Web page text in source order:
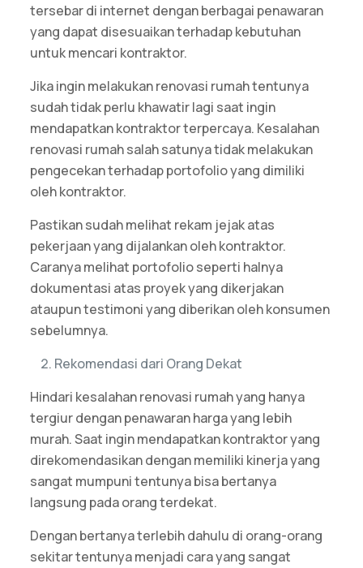
tersebar di internet dengan berbagai penawaran
yang dapat disesuaikan terhadap kebutuhan
untuk mencari kontraktor.
Jika ingin melakukan renovasi rumah tentunya
sudah tidak perlu khawatir lagi saat ingin
mendapatkan kontraktor terpercaya. Kesalahan
renovasi rumah salah satunya tidak melakukan
pengecekan terhadap portofolio yang dimiliki
oleh kontraktor.
Pastikan sudah melihat rekam jejak atas
pekerjaan yang dijalankan oleh kontraktor.
Caranya melihat portofolio seperti halnya
dokumentasi atas proyek yang dikerjakan
ataupun testimoni yang diberikan oleh konsumen
sebelumnya.
Rekomendasi dari Orang Dekat
Hindari kesalahan renovasi rumah yang hanya
tergiur dengan penawaran harga yang lebih
murah. Saat ingin mendapatkan kontraktor yang
direkomendasikan dengan memiliki kinerja yang
sangat mumpuni tentunya bisa bertanya
langsung pada orang terdekat.
Dengan bertanya terlebih dahulu di orang-orang
sekitar tentunya menjadi cara yang sangat